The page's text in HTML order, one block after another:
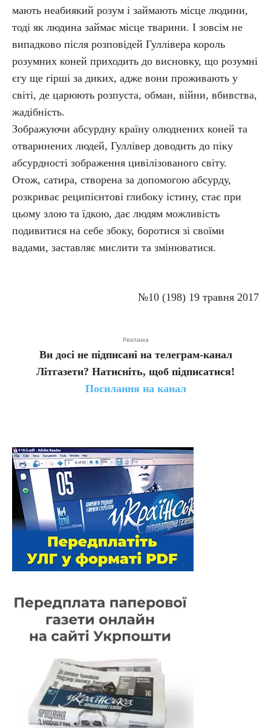
мають неабиякий розум і займають місце людини,
тоді як людина займає місце тварини. І зовсім не
випадково після розповідей Гуллівера король
розумних коней приходить до висновку, що розумні
єгу ще гірші за диких, адже вони проживають у
світі, де царюють розпуста, обман, війни, вбивства,
жадібність.
Зображуючи абсурдну країну олюднених коней та
отваринених людей, Гуллівер доводить до піку
абсурдності зображення цивілізованого світу.
Отож, сатира, створена за допомогою абсурду,
розкриває реципієнтові глибоку істину, стає при
цьому злою та їдкою, дає людям можливість
подивитися на себе збоку, боротися зі своїми
вадами, заставляє мислити та змінюватися.
№10 (198) 19 травня 2017
Реклама
Ви досі не підписані на телеграм-канал
Літгазети? Натисніть, щоб підписатися!
Посилання на канал